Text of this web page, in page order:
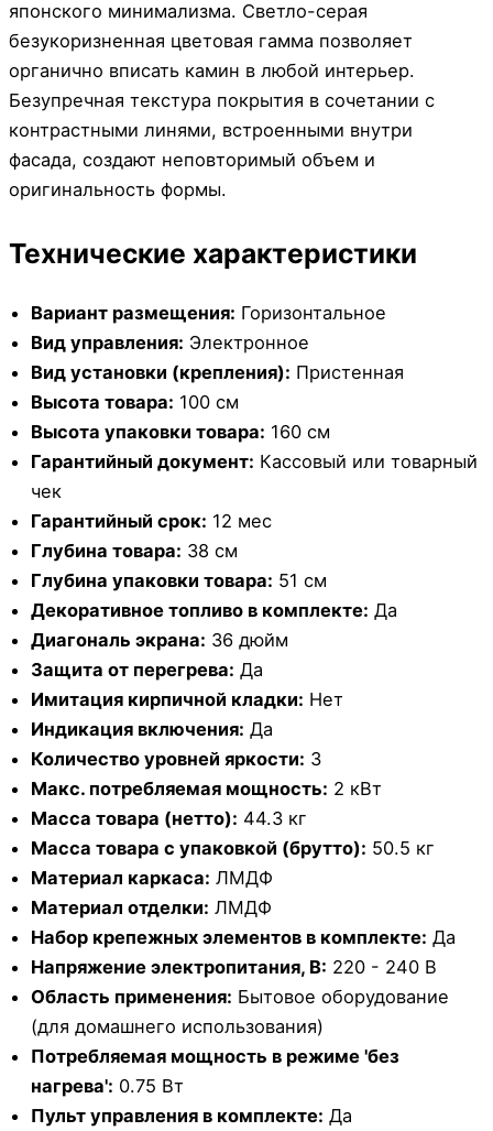
японского минимализма. Светло-серая
безукоризненная цветовая гамма позволяет
органично вписать камин в любой интерьер.
Безупречная текстура покрытия в сочетании с
контрастными линями, встроенными внутри
фасада, создают неповторимый объем и
оригинальность формы.
Технические характеристики
Вариант размещения: Горизонтальное
Вид управления: Электронное
Вид установки (крепления): Пристенная
Высота товара: 100 см
Высота упаковки товара: 160 см
Гарантийный документ: Кассовый или товарный
чек
Гарантийный срок: 12 мес
Глубина товара: 38 см
Глубина упаковки товара: 51 см
Декоративное топливо в комплекте: Да
Диагональ экрана: 36 дюйм
Защита от перегрева: Да
Имитация кирпичной кладки: Нет
Индикация включения: Да
Количество уровней яркости: 3
Макс. потребляемая мощность: 2 кВт
Масса товара (нетто): 44.3 кг
Масса товара с упаковкой (брутто): 50.5 кг
Материал каркаса: ЛМДФ
Материал отделки: ЛМДФ
Набор крепежных элементов в комплекте: Да
Напряжение электропитания, В: 220 - 240 В
Область применения: Бытовое оборудование
(для домашнего использования)
Потребляемая мощность в режиме 'без
нагрева': 0.75 Вт
Пульт управления в комплекте: Да